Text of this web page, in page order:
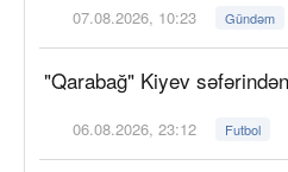
07.08.2026, 10:23 Gündəm
"Qarabağ" Kiyev
06.08.2026, 23:12 Futbol